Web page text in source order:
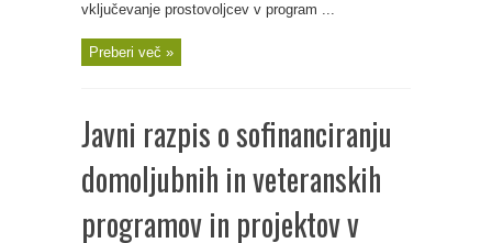
vključevanje prostovoljcev v program ...
Preberi več »
Javni razpis o sofinanciranju
domoljubnih in veteranskih
programov in projektov v